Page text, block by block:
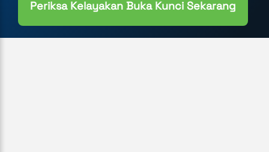
Periksa Kelayakan Buka Kunci Sekarang